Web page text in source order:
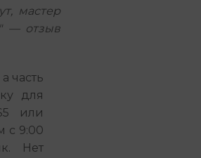
мастер
— отзыв
часть
для
или
с 9:00
Нет